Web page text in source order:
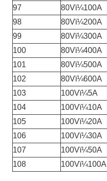
97
80Vï¼100A
98
80Vï¼200A
99
80Vï¼300A
100
80Vï¼400A
101
80Vï¼500A
102
80Vï¼600A
103
100Vï¼5A
104
100Vï¼10A
105
100Vï¼20A
106
100Vï¼30A
107
100Vï¼50A
108
100Vï¼100A